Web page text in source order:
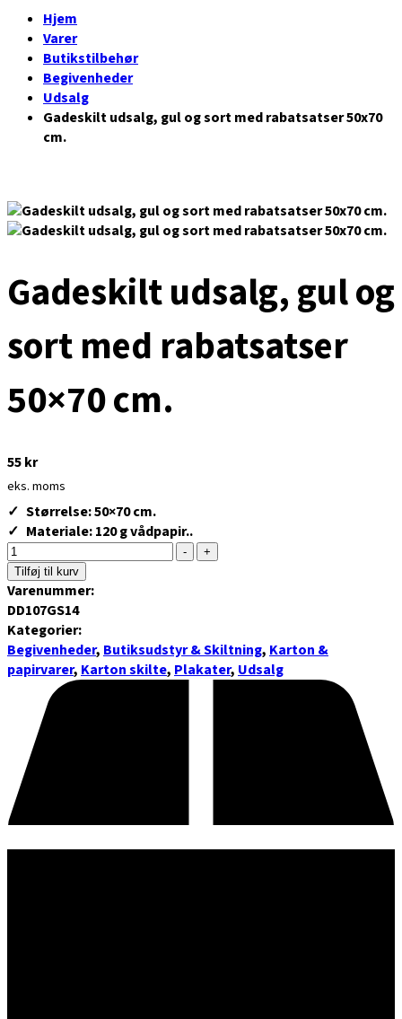
Hjem
Varer
Butikstilbehør
Begivenheder
Udsalg
Gadeskilt udsalg, gul og sort med rabatsatser 50x70
cm.
Gadeskilt udsalg, gul og
sort med rabatsatser
50×70 cm.
55kr
eks. moms
Størrelse: 50×70 cm.
Materiale: 120 g vådpapir..
-
+
Tilføj til kurv
Varenummer:
DD107GS14
Kategorier:
Begivenheder, Butiksudstyr & Skiltning, Karton &
papirvarer, Karton skilte, Plakater, Udsalg